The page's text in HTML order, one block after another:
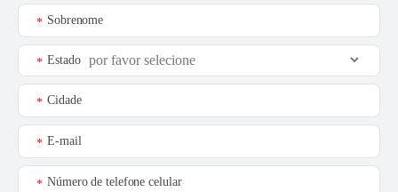
Sobrenome
*
Estado
*
Cidade
*
E-mail
*
Número de telefone celular
*